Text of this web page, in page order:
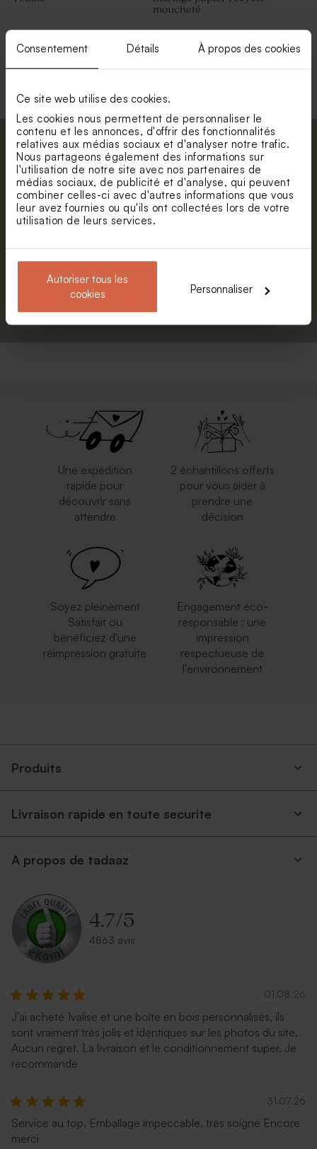
Consentement Détails À propos des cookies
Ce site web utilise des cookies.
Les cookies nous permettent de personnaliser le
contenu et les annonces, d'offrir des fonctionnalités
relatives aux médias sociaux et d'analyser notre trafic.
Nous partageons également des informations sur
l'utilisation de notre site avec nos partenaires de
médias sociaux, de publicité et d'analyse, qui peuvent
combiner celles-ci avec d'autres informations que vous
leur avez fournies ou qu'ils ont collectées lors de votre
utilisation de leurs services.
Autoriser tous les
cookies
Personnaliser
moucheté
Voir toute la collection Enveloppe
Abonnez-vous à la newsletter et restez
informé. Petite surprise : bénéficiez de 5%
de réduction.
Prénom
Une expédition
rapide pour
découvrir sans
attendre
2 échantillons offerts
pour vous aider à
prendre une
décision
Soyez pleinement
Satisfait ou
bénéficiez d'une
réimpression gratuite
Engagement éco-
responsable : une
impression
respectueuse de
l'environnement
Produits
Livraison rapide en toute securite
A propos de tadaaz
4.7/5
4863 avis
01.08.26
J'ai acheté 1valise et une boîte en bois personnalisés, ils
sont vraiment très jolis et identiques sur les photos du site.
Aucun regret. La livraison et le conditionnement super. Je
recommande
31.07.26
Service au top. Emballage impeccable, très soigné Encore
merci